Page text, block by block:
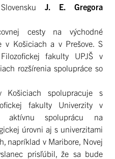
J. E. Gregora
cesty na východné
v Košiciach a v Prešove. S
fakulty UPJŠ v
rozšírenia spolupráce so
Košiciach spolupracuje s
fakulty Univerzity v
spoluprácu na
úrovni aj s univerzitami
napríklad v Maribore, Novej
prisľúbil, že sa bude